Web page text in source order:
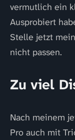
vermutlich ein
Ausprobiert
Stelle jetzt
nicht passen.
Zu viel
Nach meinem
Pro auch mit